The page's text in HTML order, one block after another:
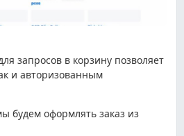
запросов в корзину позволяет
и авторизованным
будем оформлять заказ из